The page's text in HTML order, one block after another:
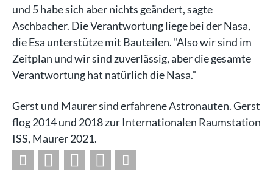
und 5 habe sich aber nichts geändert, sagte
Aschbacher. Die Verantwortung liege bei der Nasa,
die Esa unterstütze mit Bauteilen. "Also wir sind im
Zeitplan und wir sind zuverlässig, aber die gesamte
Verantwortung hat natürlich die Nasa."
Gerst und Maurer sind erfahrene Astronauten. Gerst
flog 2014 und 2018 zur Internationalen Raumstation
ISS, Maurer 2021.